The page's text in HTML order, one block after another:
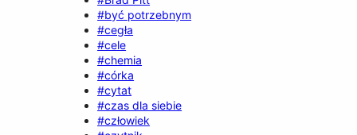
#być potrzebnym
#cegła
#cele
#chemia
#córka
#cytat
#czas dla siebie
#człowiek